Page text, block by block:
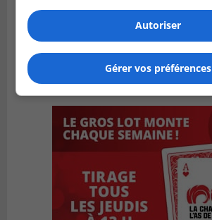
Autoriser
Gérer vos préférences